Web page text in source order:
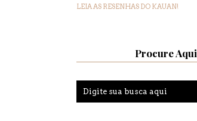
LEIA AS RESENHAS DO KAUAN!
Procure Aqui